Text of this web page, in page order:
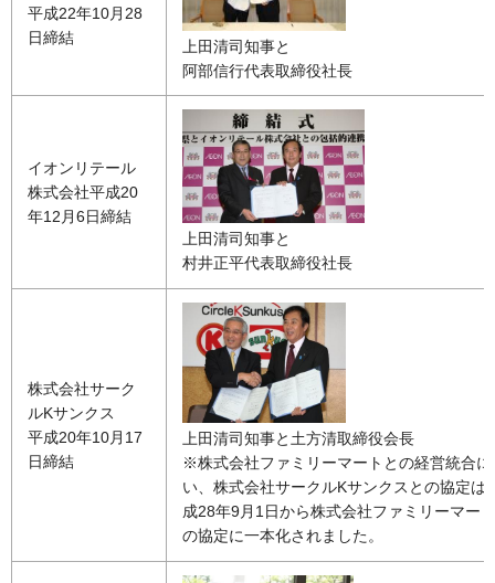
平成22年10月28
日締結
上田清司知事と
阿部信行代表取締役社長
イオンリテール
株式会社平成20
年12月6日締結
上田清司知事と
村井正平代表取締役社長
株式会社サーク
ルKサンクス
平成20年10月17
日締結
上田清司知事と土方清取締役会長
※株式会社ファミリーマートとの経営統合に
い、株式会社サークルKサンクスとの協定は
成28年9月1日から株式会社ファミリーマー
の協定に一本化されました。